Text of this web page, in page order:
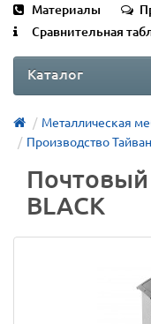
Материалы
Сравнительная
Каталог
Металлическая
Производство
BLACK